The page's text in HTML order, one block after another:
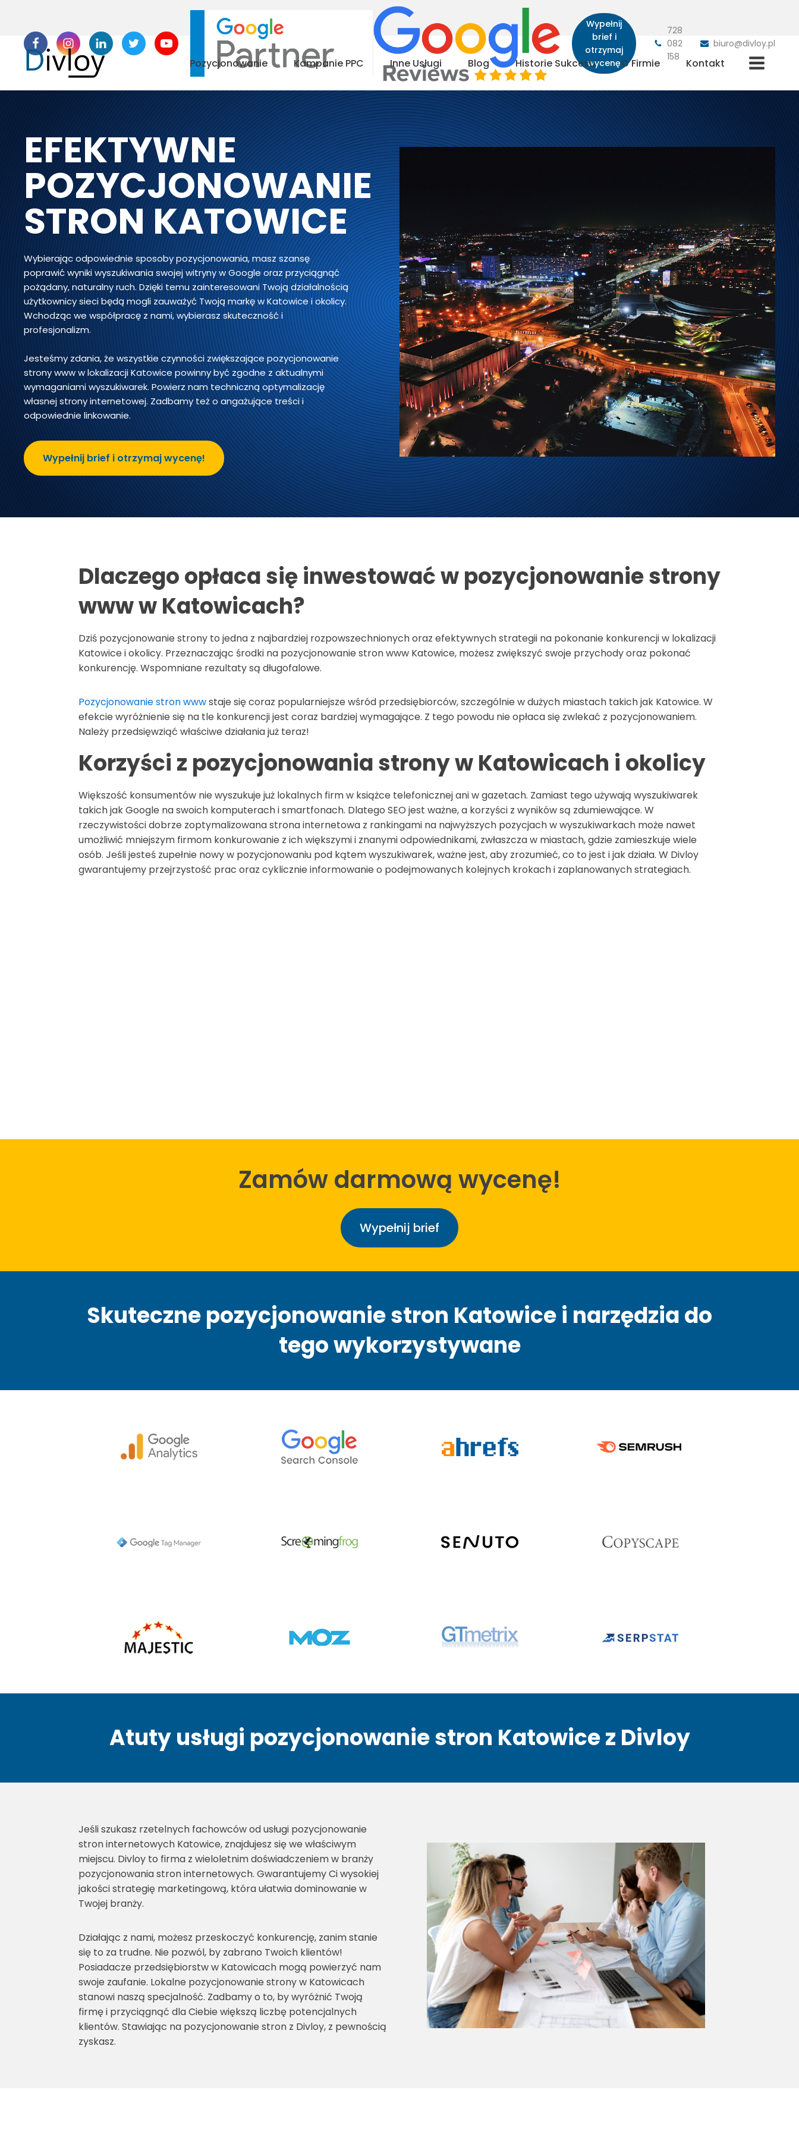
Wypełnij
brief i
otrzymaj
wycenę
728
082
158
biuro@divloy.pl
Pozycjonowanie Kampanie PPC Inne Usługi Blog Historie Sukcesu O Firmie Kontakt
EFEKTYWNE
POZYCJONOWANIE
STRON KATOWICE
Wybierając odpowiednie sposoby pozycjonowania, masz szansę
poprawić wyniki wyszukiwania swojej witryny w Google oraz przyciągnąć
pożądany, naturalny ruch. Dzięki temu zainteresowani Twoją działalnością
użytkownicy sieci będą mogli zauważyć Twoją markę w Katowice i okolicy.
Wchodząc we współpracę z nami, wybierasz skuteczność i
profesjonalizm.
Jesteśmy zdania, że wszystkie czynności zwiększające pozycjonowanie
strony www w lokalizacji Katowice powinny być zgodne z aktualnymi
wymaganiami wyszukiwarek. Powierz nam techniczną optymalizację
własnej strony internetowej. Zadbamy też o angażujące treści i
odpowiednie linkowanie.
Wypełnij brief i otrzymaj wycenę!
Dlaczego opłaca się inwestować w pozycjonowanie strony
www w Katowicach?
Dziś pozycjonowanie strony to jedna z najbardziej rozpowszechnionych oraz efektywnych strategii na pokonanie konkurencji w lokalizacji
Katowice i okolicy. Przeznaczając środki na pozycjonowanie stron www Katowice, możesz zwiększyć swoje przychody oraz pokonać
konkurencję. Wspomniane rezultaty są długofalowe.
Pozycjonowanie stron wwwstaje się coraz popularniejsze wśród przedsiębiorców, szczególnie w dużych miastach takich jak Katowice. W
efekcie wyróżnienie się na tle konkurencji jest coraz bardziej wymagające. Z tego powodu nie opłaca się zwlekać z pozycjonowaniem.
Należy przedsięwziąć właściwe działania już teraz!
Korzyści z pozycjonowania strony w Katowicach i okolicy
Większość konsumentów nie wyszukuje już lokalnych firm w książce telefonicznej ani w gazetach. Zamiast tego używają wyszukiwarek
takich jak Google na swoich komputerach i smartfonach. Dlatego SEO jest ważne, a korzyści z wyników są zdumiewające. W
rzeczywistości dobrze zoptymalizowana strona internetowa z rankingami na najwyższych pozycjach w wyszukiwarkach może nawet
umożliwić mniejszym firmom konkurowanie z ich większymi i znanymi odpowiednikami, zwłaszcza w miastach, gdzie zamieszkuje wiele
osób. Jeśli jesteś zupełnie nowy w pozycjonowaniu pod kątem wyszukiwarek, ważne jest, aby zrozumieć, co to jest i jak działa. W Divloy
gwarantujemy przejrzystość prac oraz cyklicznie informowanie o podejmowanych kolejnych krokach i zaplanowanych strategiach.
Zamów darmową wycenę!
Wypełnij brief
Skuteczne pozycjonowanie stron Katowice i narzędzia do
tego wykorzystywane
Atuty usługi pozycjonowanie stron Katowice z Divloy
Jeśli szukasz rzetelnych fachowców od usługi pozycjonowanie
stron internetowych Katowice, znajdujesz się we właściwym
miejscu. Divloy to firma z wieloletnim doświadczeniem w branży
pozycjonowania stron internetowych. Gwarantujemy Ci wysokiej
jakości strategię marketingową, która ułatwia dominowanie w
Twojej branży.
Działając z nami, możesz przeskoczyć konkurencję, zanim stanie
się to za trudne. Nie pozwól, by zabrano Twoich klientów!
Posiadacze przedsiębiorstw w Katowicach mogą powierzyć nam
swoje zaufanie. Lokalne pozycjonowanie strony w Katowicach
stanowi naszą specjalność. Zadbamy o to, by wyróżnić Twoją
firmę i przyciągnąć dla Ciebie większą liczbę potencjalnych
klientów. Stawiając na pozycjonowanie stron z Divloy, z pewnością
zyskasz.